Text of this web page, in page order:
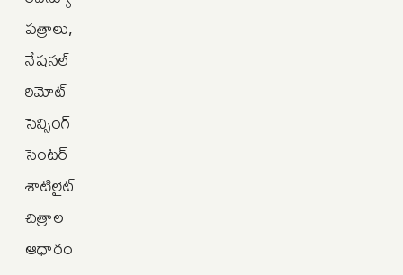
పత్రాలు,
నేషనల్‌
రిమోట్‌
సెన్సింగ్‌
సెంటర్‌
శాటిలైట్‌
చిత్రాల
ఆధారం